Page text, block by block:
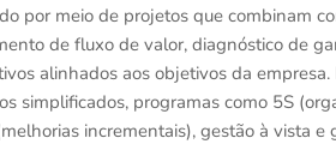
por meio de projetos que combinam
de fluxo de valor, diagnóstico de
alinhados aos objetivos da
simplificados, programas como 5S
incrementais), gestão à vista